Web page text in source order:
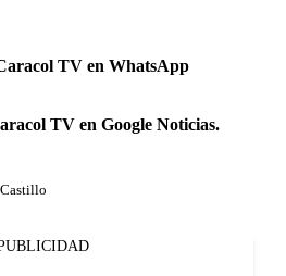
TV en WhatsApp
TV en Google Noticias.